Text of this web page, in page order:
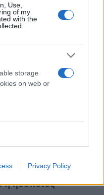
Use,
of my
with the
storage
on web or
Privacy Policy
στη Δήμητρα
ηθοποιός